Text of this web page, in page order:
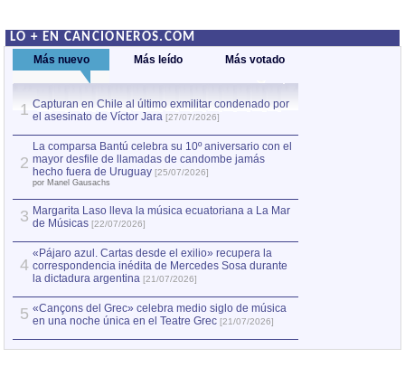
LO + EN CANCIONEROS.COM
Más nuevo Más leído Más votado
1 Capturan en Chile al último exmilitar condenado por
el asesinato de Víctor Jara [27/07/2026]
2
La comparsa Bantú celebra su 10º aniversario con el
mayor desfile de llamadas de candombe jamás
hecho fuera de Uruguay [25/07/2026]
por Manel Gausachs
3 Margarita Laso lleva la música ecuatoriana a La Mar
de Músicas [22/07/2026]
4
«Pájaro azul. Cartas desde el exilio» recupera la
correspondencia inédita de Mercedes Sosa durante
la dictadura argentina [21/07/2026]
5 «Cançons del Grec» celebra medio siglo de música
en una noche única en el Teatre Grec [21/07/2026]